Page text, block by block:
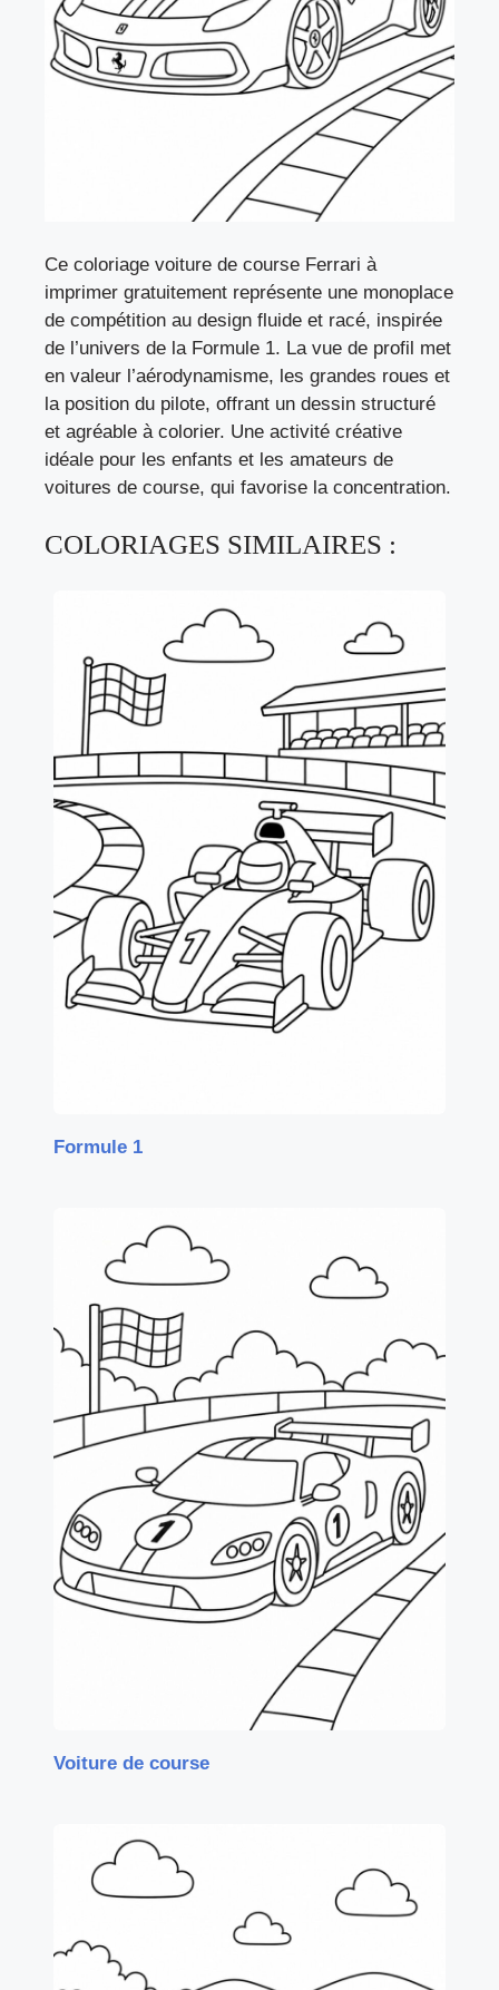
Ce coloriage voiture de course Ferrari à
imprimer gratuitement représente une monoplace
de compétition au design fluide et racé, inspirée
de l’univers de la Formule 1. La vue de profil met
en valeur l’aérodynamisme, les grandes roues et
la position du pilote, offrant un dessin structuré
et agréable à colorier. Une activité créative
idéale pour les enfants et les amateurs de
voitures de course, qui favorise la concentration.
COLORIAGES SIMILAIRES :
Formule 1
Voiture de course